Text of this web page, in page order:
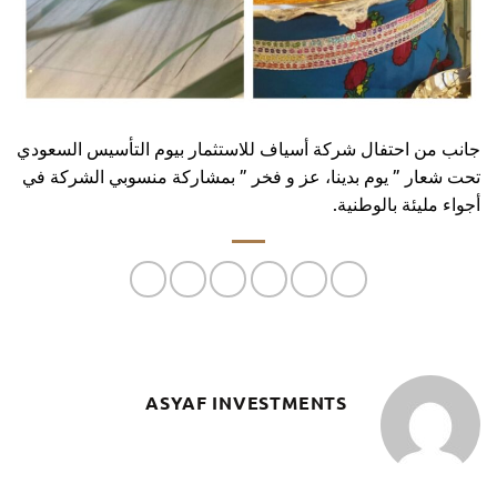
جانب من احتفال شركة أسياف للاستثمار بيوم التأسيس السعودي
تحت شعار ” يوم بدينا، عز و فخر ” بمشاركة منسوبي الشركة في
أجواء مليئة بالوطنية.
ASYAF INVESTMENTS